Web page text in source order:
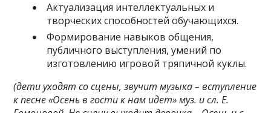
Актуализация интеллектуальных и
творческих способностей обучающихся.
Формирование навыков общения,
публичного выступления, умений по
изготовлению игровой тряпичной куклы.
(дети уходят со сцены, звучит музыка – вступление
к песне «Осень в гости к нам идет» муз. и сл. Е.